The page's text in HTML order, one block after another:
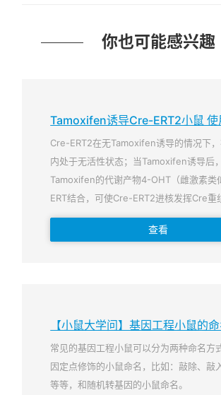
你也可能感兴趣
Tamoxifen诱导Cre-ERT2小鼠 使
Cre-ERT2在无Tamoxifen诱导的情况下
内处于无活性状态；当Tamoxifen诱导后，
Tamoxifen的代谢产物4-OHT（雌激素类
ERT结合，可使Cre-ERT2进核发挥Cre重
查看
【小鼠大学问】基因工程小鼠的
常见的基因工程小鼠可以分为两种命名方
因定点修饰的小鼠命名，比如：敲除、敲
等等，和随机转基因的小鼠命名。